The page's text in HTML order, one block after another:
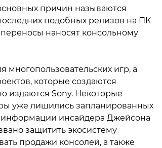
причин называются
подобных релизов на ПК
наносят консольному
многопользовательских игр, а
которые создаются
издаются Sony. Некоторые
уже лишились запланированных
информации инсайдера Джейсона
защитить экосистему
продажи консолей, а также